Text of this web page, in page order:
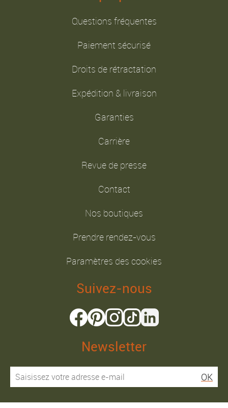
Questions fréquentes
Paiement sécurisé
Droits de rétractation
Expédition & livraison
Garanties
Carrière
Revue de presse
Contact
Nos boutiques
Prendre rendez-vous
Paramètres des cookies
Suivez-nous
Newsletter
OK